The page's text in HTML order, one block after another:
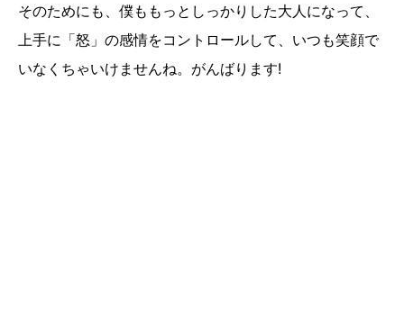
そのためにも、僕ももっとしっかりした大人になって、
上手に「怒」の感情をコントロールして、いつも笑顔で
いなくちゃいけませんね。がんばります!